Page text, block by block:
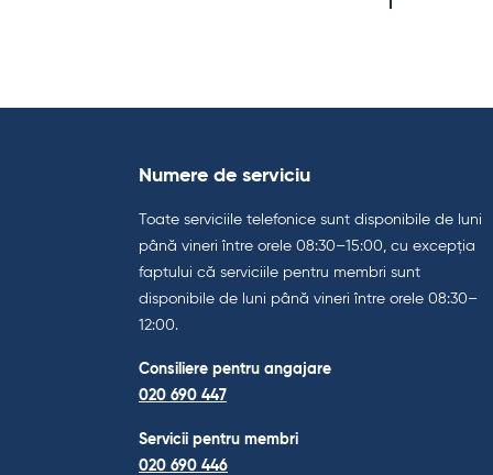
Numere de serviciu
Toate serviciile telefonice sunt disponibile de luni
până vineri între orele 08:30–15:00, cu excepția
faptului că serviciile pentru membri sunt
disponibile de luni până vineri între orele 08:30–
12:00.
Consiliere pentru angajare
020 690 447
Servicii pentru membri
020 690 446